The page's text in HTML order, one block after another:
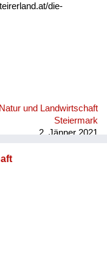
die-
Natur und Landwirtschaft
Steiermark
2. Jänner 2021